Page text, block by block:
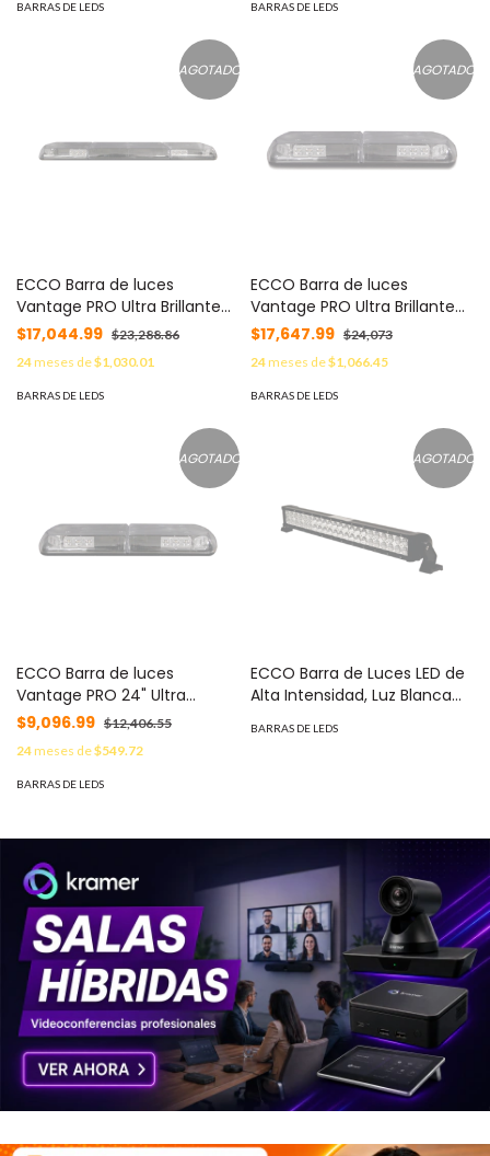
BARRAS DE LEDS BARRAS DE LEDS
AGOTADO
ECCO Barra de luces
Vantage PRO Ultra Brillante
con 52 poderosos LED última
generación VTG42A
$17,044.99 $23,288.86
24meses de$1,030.01
BARRAS DE LEDS
AGOTADO
ECCO Barra de luces
Vantage PRO Ultra Brillante
con 58 poderosos LED última
generación (3 W/LED) MOD:
VTG36-G
$17,647.99 $24,073
24meses de$1,066.45
BARRAS DE LEDS
AGOTADO
ECCO Barra de luces
Vantage PRO 24" Ultra
Brillante con 24 poderosos
LED última generación (3
W/LED) MOD: VTG24A
$9,096.99 $12,406.55
24meses de$549.72
BARRAS DE LEDS
AGOTADO
ECCO Barra de Luces LED de
Alta Intensidad, Luz Blanca
BARRAS DE LEDS